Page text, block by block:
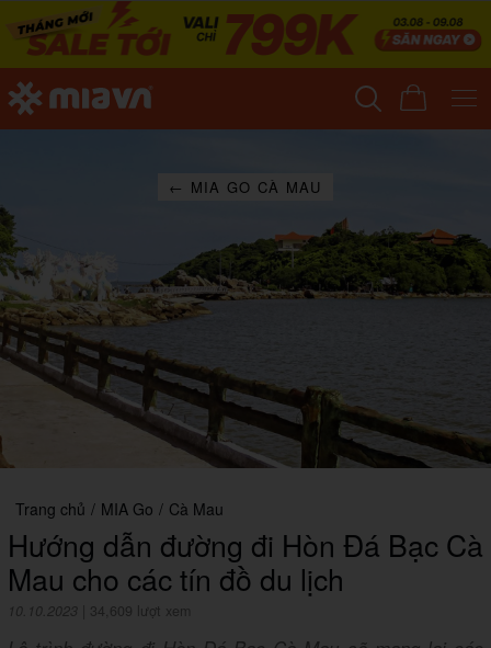
← MIA GO CÀ MAU
Trang chủ / MIA Go / Cà Mau
Hướng dẫn đường đi Hòn Đá Bạc Cà
Mau cho các tín đồ du lịch
10.10.2023 34,609 lượt xem